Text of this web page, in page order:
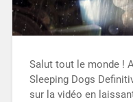
Salut tout le monde !
Sleeping Dogs
sur la vidéo en